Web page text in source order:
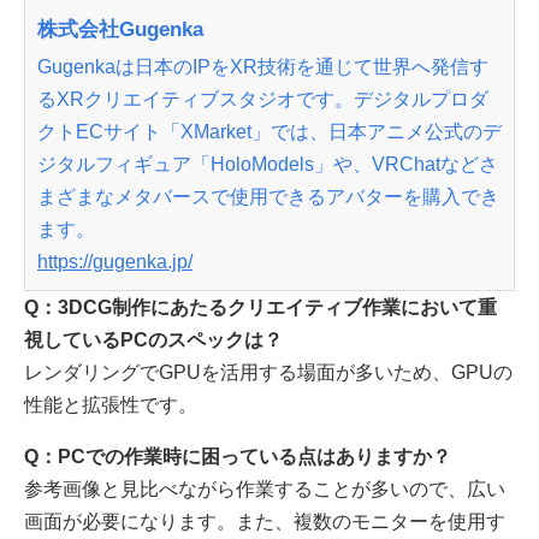
株式会社Gugenka
Gugenkaは日本のIPをXR技術を通じて世界へ発信す
るXRクリエイティブスタジオです。デジタルプロダ
クトECサイト「XMarket」では、日本アニメ公式のデ
ジタルフィギュア「HoloModels」や、VRChatなどさ
まざまなメタバースで使用できるアバターを購入でき
ます。
https://gugenka.jp/
Q：3DCG制作にあたるクリエイティブ作業において重
視しているPCのスペックは？
レンダリングでGPUを活用する場面が多いため、GPUの
性能と拡張性です。
Q：PCでの作業時に困っている点はありますか？
参考画像と見比べながら作業することが多いので、広い
画面が必要になります。また、複数のモニターを使用す